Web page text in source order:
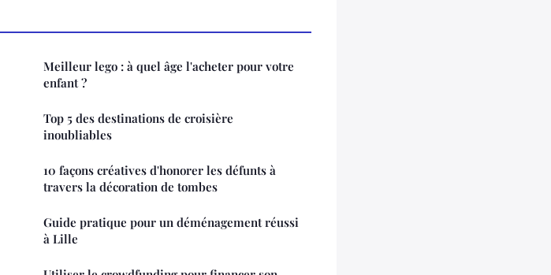
Meilleur lego : à quel âge l'acheter pour votre
enfant ?
Top 5 des destinations de croisière
inoubliables
10 façons créatives d'honorer les défunts à
travers la décoration de tombes
Guide pratique pour un déménagement réussi
à Lille